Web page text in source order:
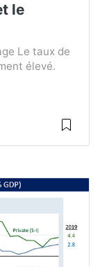
le
Le taux de
élevé.